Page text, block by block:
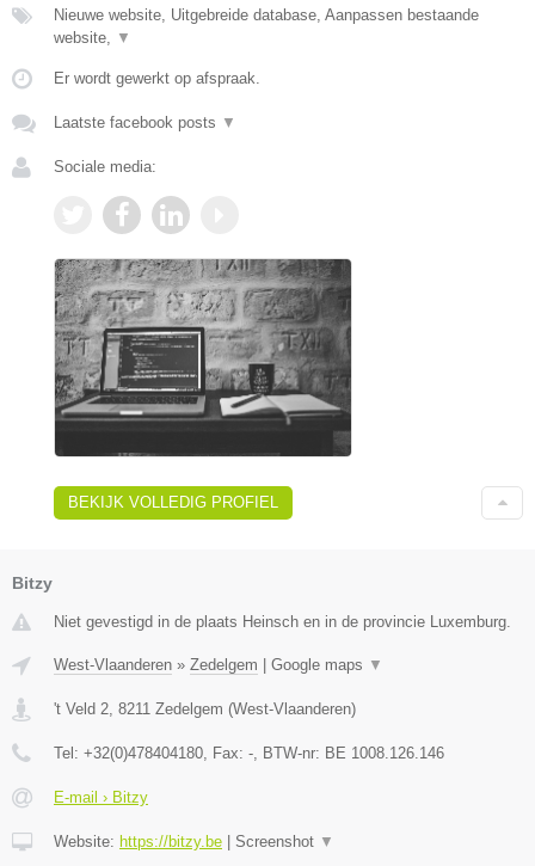
Nieuwe website, Uitgebreide database, Aanpassen bestaande
website, ▼
Er wordt gewerkt op afspraak.
Laatste facebook posts ▼
Sociale media:
BEKIJK VOLLEDIG PROFIEL
Bitzy
Niet gevestigd in de plaats Heinsch en in de provincie Luxemburg.
West-Vlaanderen » Zedelgem Google maps ▼
't Veld 2, 8211 Zedelgem (West-Vlaanderen)
Tel: +32(0)478404180, Fax: -, BTW-nr: BE 1008.126.146
E-mail › Bitzy
Website: https://bitzy.be Screenshot ▼